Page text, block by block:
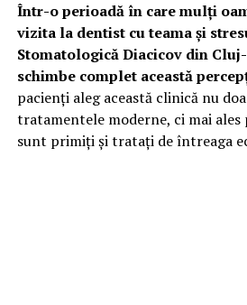
Într-o perioadă în care mulți
vizita la dentist cu teama și
Stomatologică Diacicov din
schimbe complet această
pacienți aleg această clinică nu
tratamentele moderne, ci mai
sunt primiți și tratați de întreaga